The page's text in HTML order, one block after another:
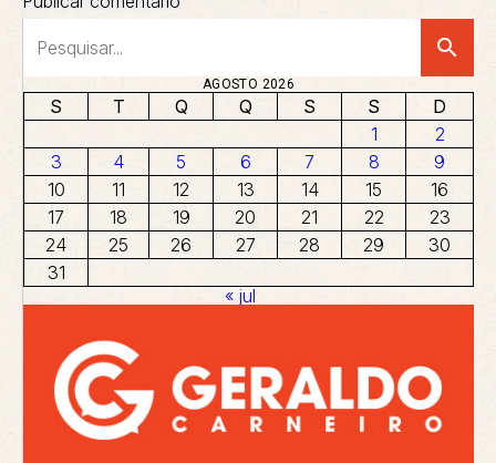
search
AGOSTO 2026
S T Q Q S S
D
1
2
3
4 5 6 7 8
9
10
11 12 13 14 15
16
17
18 19 20 21 22
23
24
25 26 27 28 29
30
31
« jul